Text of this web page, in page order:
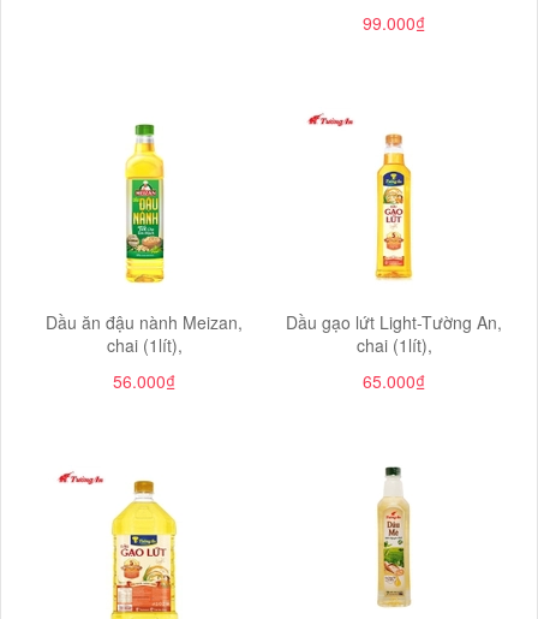
99.000₫
Dầu ăn đậu nành Meizan,
chai (1lít),
56.000₫
Dầu gạo lứt Light-Tường An,
chai (1lít),
65.000₫